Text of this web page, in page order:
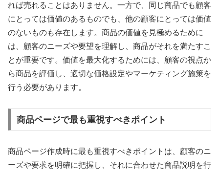
れば売れることはありません。一方で、同じ商品でも顧客
にとっては価値のあるものでも、他の顧客にとっては価値
のないものも存在します。商品の価値を見極めるために
は、顧客のニーズや要望を理解し、商品がそれを満たすこ
とが重要です。価値を最大化するためには、顧客の視点か
ら商品を評価し、適切な価格設定やマーケティング施策を
行う必要があります。
商品ページで最も重視すべきポイント
商品ページ作成時に最も重視すべきポイントは、顧客のニ
ーズや要求を明確に把握し、それに合わせた商品説明を行